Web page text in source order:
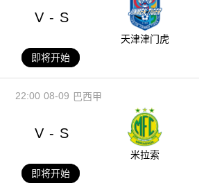
V - S
天津津门虎
即将开始
08-09
22:00 巴西甲
V - S
米拉索
即将开始